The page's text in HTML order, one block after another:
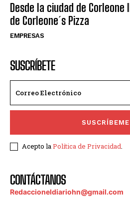
Desde la ciudad de Corleone
de Corleone´s Pizza
EMPRESAS
SUSCRÍBETE
SUSCRÍBEME
Acepto laPolítica de Privacidad.
CONTÁCTANOS
Redaccioneldiariohn@gmail.com